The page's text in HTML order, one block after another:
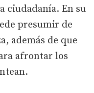
ciudadanía. En su
presumir de
además de que
afrontar los